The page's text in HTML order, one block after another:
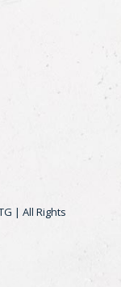
| All Rights